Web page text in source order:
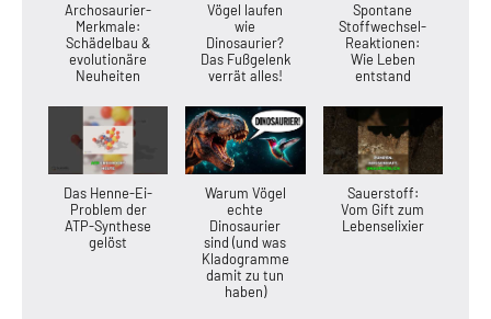
Archosaurier-
Merkmale:
Schädelbau &
evolutionäre
Neuheiten
Vögel laufen
wie
Dinosaurier?
Das Fußgelenk
verrät alles!
Spontane
Stoffwechsel-
Reaktionen:
Wie Leben
entstand
Das Henne-Ei-
Problem der
ATP-Synthese
gelöst
Warum Vögel
echte
Dinosaurier
sind (und was
Kladogramme
damit zu tun
haben)
Sauerstoff:
Vom Gift zum
Lebenselixier